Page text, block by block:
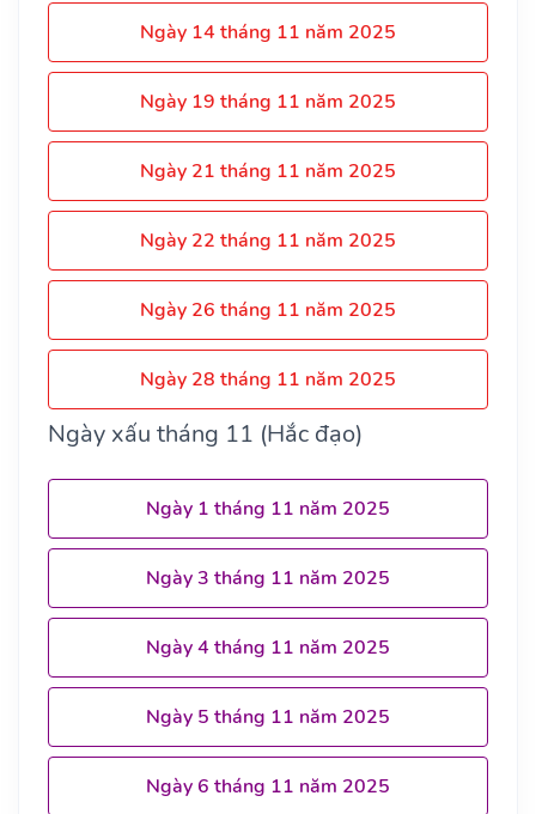
Ngày 14 tháng 11 năm 2025
Ngày 19 tháng 11 năm 2025
Ngày 21 tháng 11 năm 2025
Ngày 22 tháng 11 năm 2025
Ngày 26 tháng 11 năm 2025
Ngày 28 tháng 11 năm 2025
Ngày xấu tháng 11 (Hắc đạo)
Ngày 1 tháng 11 năm 2025
Ngày 3 tháng 11 năm 2025
Ngày 4 tháng 11 năm 2025
Ngày 5 tháng 11 năm 2025
Ngày 6 tháng 11 năm 2025